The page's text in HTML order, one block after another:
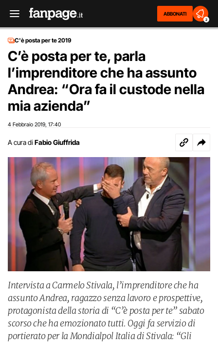
ABBONATI
2
C'è posta per te 2019
C’è posta per te, parla
l’imprenditore che ha assunto
Andrea: “Ora fa il custode nella
mia azienda”
4 Febbraio 2019 17:40
A cura di Fabio Giuffrida
Intervista a Carmelo Stivala, l’imprenditore che ha
assunto Andrea, ragazzo senza lavoro e prospettive,
protagonista della storia di “C’è posta per te” sabato
scorso che ha emozionato tutti. Oggi fa servizio di
portierato per la Mondialpol Italia di Stivala: “Gli